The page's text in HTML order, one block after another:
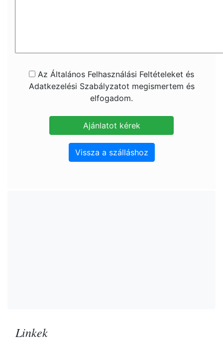
Az Általános Felhasználási Feltételeket és
Adatkezelési Szabályzatot megismertem és
elfogadom.
Vissza a szálláshoz
Linkek